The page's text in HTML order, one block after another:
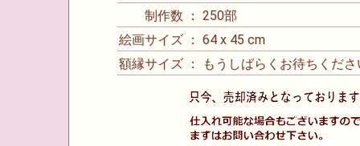
制作数 ： 250部
絵画サイズ ： 64 x 45 cm
額縁サイズ ： もうしばらくお待ちくだ